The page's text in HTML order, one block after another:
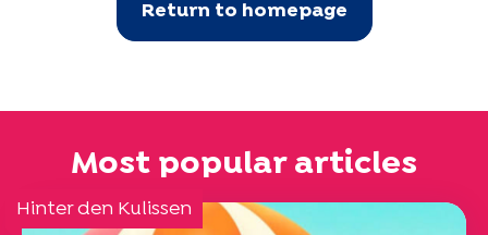
Return to homepage
Most popular articles
Hinter den Kulissen